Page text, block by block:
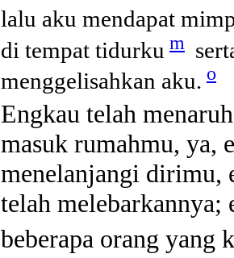
lalu aku mendapat
di tempat tidurku m
menggelisahkan aku. o
Engkau telah
masuk rumahmu, ya,
menelanjangi dirimu,
telah melebarkannya;
beberapa orang yang